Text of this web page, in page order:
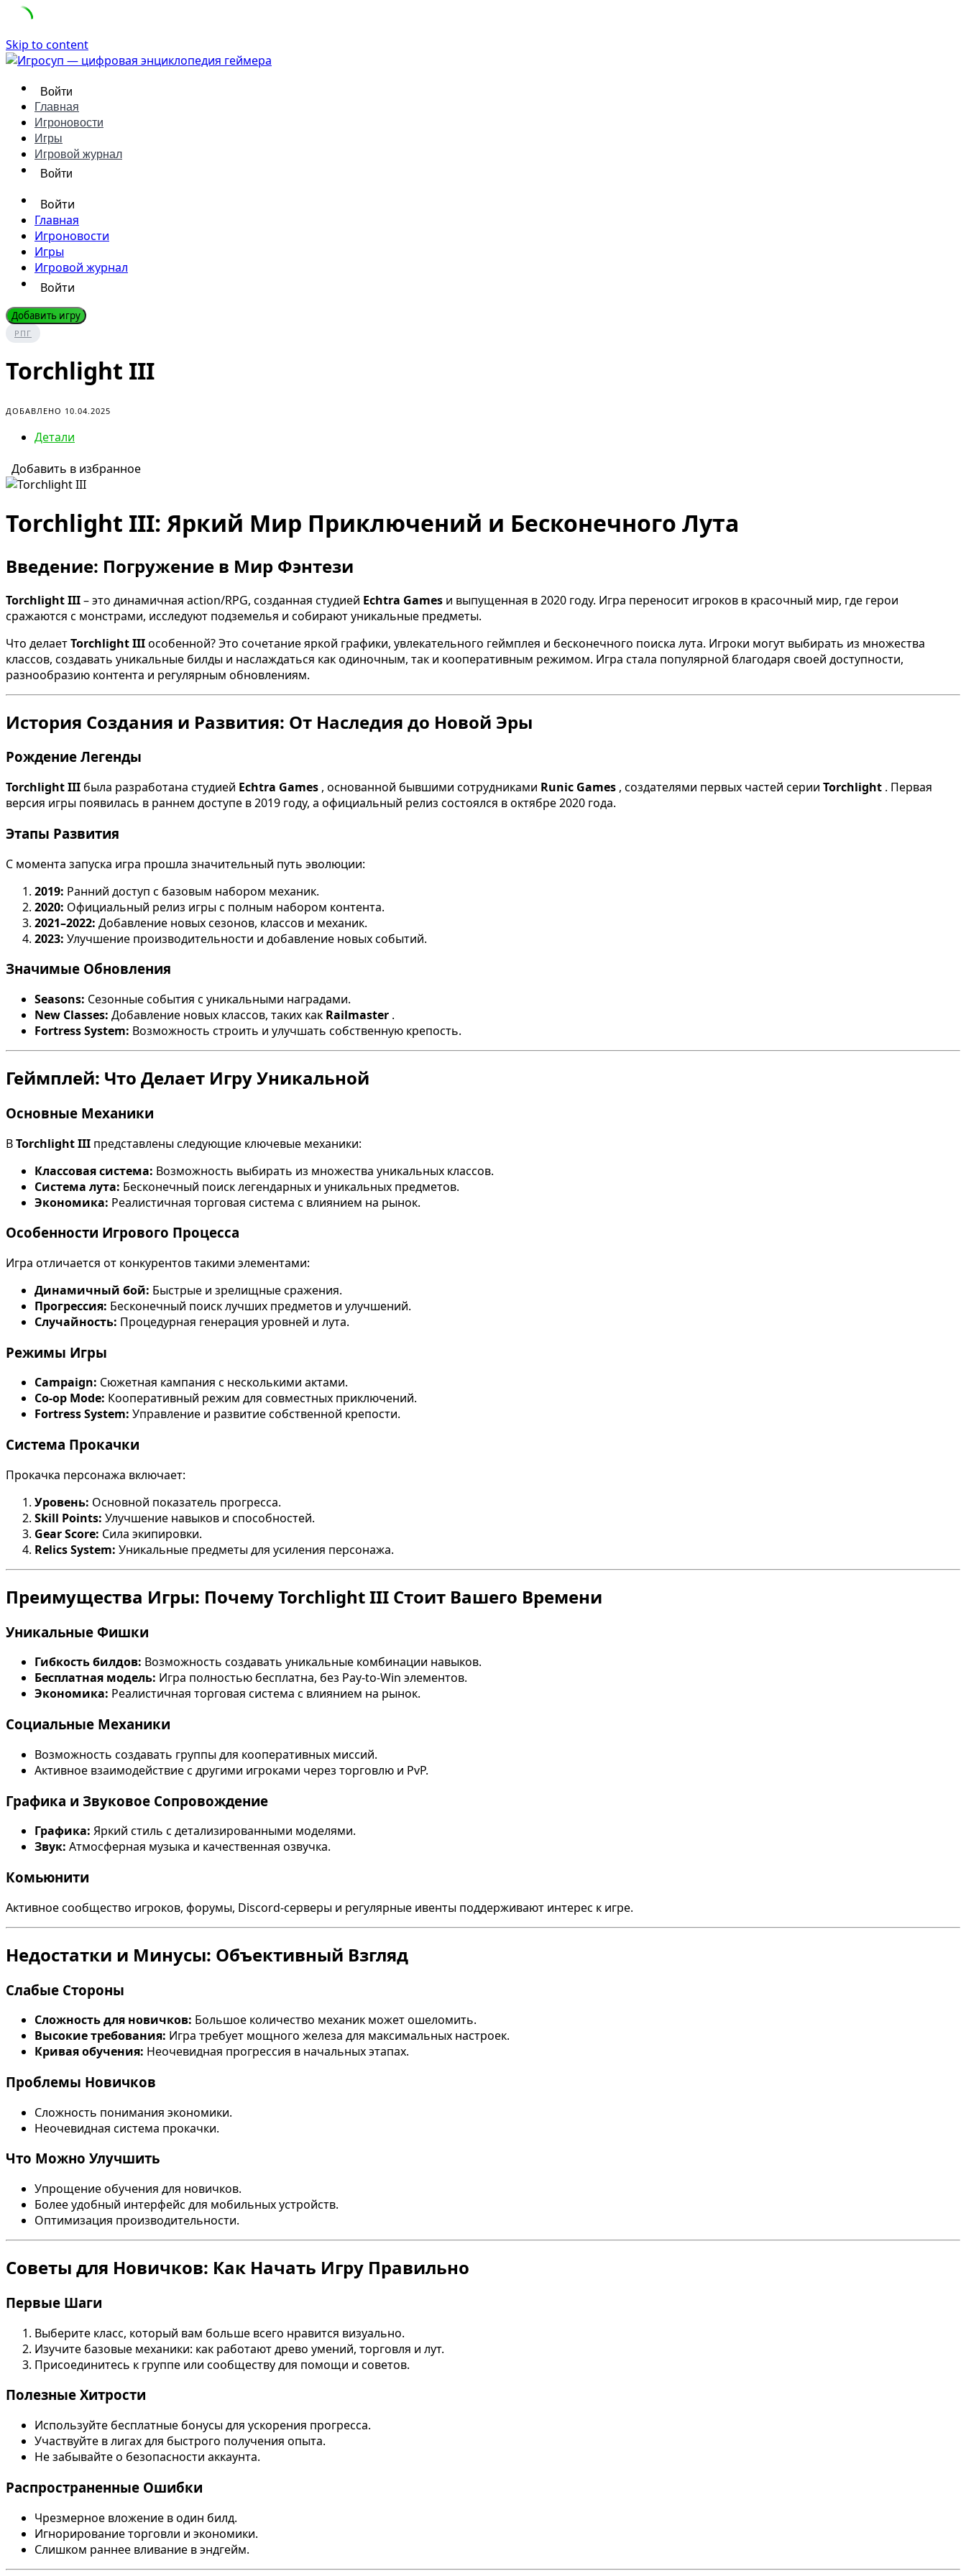
Skip to content
Войти
Главная
Игроновости
Игры
Игровой журнал
Войти
Войти
Главная
Игроновости
Игры
Игровой журнал
Войти
Добавить игру
РПГ
Torchlight III
ДОБАВЛЕНО 10.04.2025
Детали
Добавить в избранное
Torchlight III: Яркий Мир Приключений и Бесконечного Лута
Введение: Погружение в Мир Фэнтези
Torchlight III– это динамичная action/RPG, созданная студией Echtra Games и выпущенная в 2020 году. Игра переносит игроков в красочный мир, где герои
сражаются с монстрами, исследуют подземелья и собирают уникальные предметы.
Что делаетTorchlight IIIособенной? Это сочетание яркой графики, увлекательного геймплея и бесконечного поиска лута. Игроки могут выбирать из множества
классов, создавать уникальные билды и наслаждаться как одиночным, так и кооперативным режимом. Игра стала популярной благодаря своей доступности,
разнообразию контента и регулярным обновлениям.
История Создания и Развития: От Наследия до Новой Эры
Рождение Легенды
Torchlight III была разработана студией Echtra Games , основанной бывшими сотрудниками Runic Games , создателями первых частей серии Torchlight . Первая
версия игры появилась в раннем доступе в 2019 году, а официальный релиз состоялся в октябре 2020 года.
Этапы Развития
С момента запуска игра прошла значительный путь эволюции:
2019: Ранний доступ с базовым набором механик.
2020: Официальный релиз игры с полным набором контента.
2021–2022: Добавление новых сезонов, классов и механик.
2023: Улучшение производительности и добавление новых событий.
Значимые Обновления
Seasons: Сезонные события с уникальными наградами.
New Classes: Добавление новых классов, таких как Railmaster .
Fortress System: Возможность строить и улучшать собственную крепость.
Геймплей: Что Делает Игру Уникальной
Основные Механики
ВTorchlight III представлены следующие ключевые механики:
Классовая система: Возможность выбирать из множества уникальных классов.
Система лута: Бесконечный поиск легендарных и уникальных предметов.
Экономика: Реалистичная торговая система с влиянием на рынок.
Особенности Игрового Процесса
Игра отличается от конкурентов такими элементами:
Динамичный бой: Быстрые и зрелищные сражения.
Прогрессия: Бесконечный поиск лучших предметов и улучшений.
Случайность: Процедурная генерация уровней и лута.
Режимы Игры
Campaign: Сюжетная кампания с несколькими актами.
Co-op Mode: Кооперативный режим для совместных приключений.
Fortress System: Управление и развитие собственной крепости.
Система Прокачки
Прокачка персонажа включает:
Уровень: Основной показатель прогресса.
Skill Points: Улучшение навыков и способностей.
Gear Score: Сила экипировки.
Relics System: Уникальные предметы для усиления персонажа.
Преимущества Игры: Почему Torchlight III Стоит Вашего Времени
Уникальные Фишки
Гибкость билдов: Возможность создавать уникальные комбинации навыков.
Бесплатная модель: Игра полностью бесплатна, без Pay-to-Win элементов.
Экономика: Реалистичная торговая система с влиянием на рынок.
Социальные Механики
Возможность создавать группы для кооперативных миссий.
Активное взаимодействие с другими игроками через торговлю и PvP.
Графика и Звуковое Сопровождение
Графика: Яркий стиль с детализированными моделями.
Звук: Атмосферная музыка и качественная озвучка.
Комьюнити
Активное сообщество игроков, форумы, Discord-серверы и регулярные ивенты поддерживают интерес к игре.
Недостатки и Минусы: Объективный Взгляд
Слабые Стороны
Сложность для новичков: Большое количество механик может ошеломить.
Высокие требования: Игра требует мощного железа для максимальных настроек.
Кривая обучения: Неочевидная прогрессия в начальных этапах.
Проблемы Новичков
Сложность понимания экономики.
Неочевидная система прокачки.
Что Можно Улучшить
Упрощение обучения для новичков.
Более удобный интерфейс для мобильных устройств.
Оптимизация производительности.
Советы для Новичков: Как Начать Игру Правильно
Первые Шаги
Выберите класс, который вам больше всего нравится визуально.
Изучите базовые механики: как работают древо умений, торговля и лут.
Присоединитесь к группе или сообществу для помощи и советов.
Полезные Хитрости
Используйте бесплатные бонусы для ускорения прогресса.
Участвуйте в лигах для быстрого получения опыта.
Не забывайте о безопасности аккаунта.
Распространенные Ошибки
Чрезмерное вложение в один билд.
Игнорирование торговли и экономики.
Слишком раннее вливание в эндгейм.